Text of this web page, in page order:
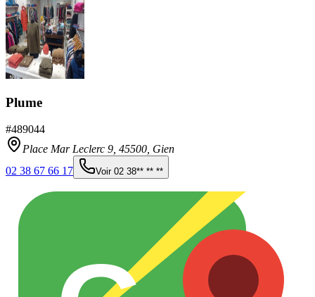
Plume
#489044
Place Mar Leclerc 9, 45500, Gien
02 38 67 66 17
Voir 02 38** ** **